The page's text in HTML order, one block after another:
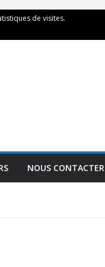
NOUS CONTACTER
de visites.